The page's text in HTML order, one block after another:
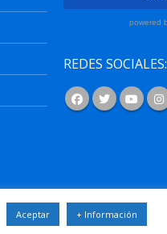
REDES SOCIALES:
Aceptar + Información